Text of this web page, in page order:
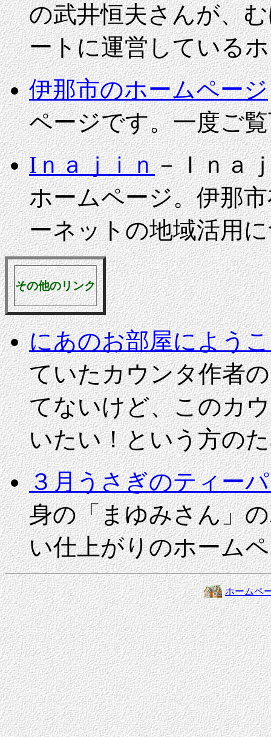
の武井恒夫さんが、
ートに運営している
伊那市のホームページ
ページです。一度ご
Iｎａｊｉｎ－Ｉｎａ
ホームページ。伊那
ーネットの地域活用
その他のリンク
にあのお部屋によう
ていたカウンタ作者
てないけど、このカ
いたい！という方の
３月うさぎのティー
身の「まゆみさん」
い仕上がりのホーム
ホームペ